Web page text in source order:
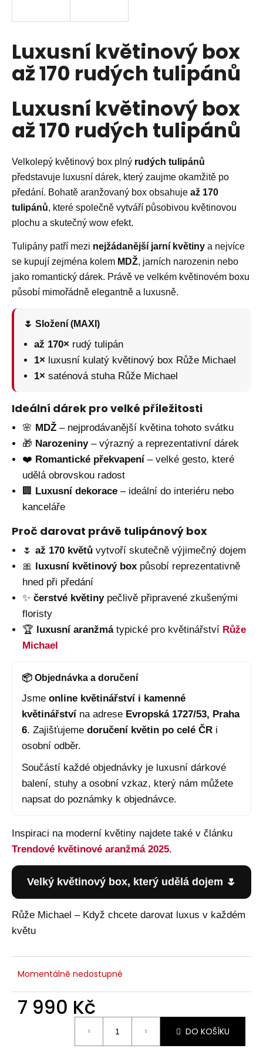
Luxusní květinový box
až 170 rudých tulipánů
Luxusní květinový box
až 170 rudých tulipánů
Velkolepý květinový box plný rudých tulipánů
představuje luxusní dárek, který zaujme okamžitě po
předání. Bohatě aranžovaný box obsahuje až 170
tulipánů, které společně vytváří působivou květinovou
plochu a skutečný wow efekt.
Tulipány patří mezi nejžádanější jarní květiny a nejvíce
se kupují zejména kolem MDŽ, jarních narozenin nebo
jako romantický dárek. Právě ve velkém květinovém boxu
působí mimořádně elegantně a luxusně.
🌷 Složení (MAXI)
až 170× rudý tulipán
1× luxusní kulatý květinový box Růže Michael
1× saténová stuha Růže Michael
Ideální dárek pro velké příležitosti
🌸 MDŽ – nejprodávanější květina tohoto svátku
🎁 Narozeniny– výrazný a reprezentativní dárek
❤️ Romantické překvapení – velké gesto, které
udělá obrovskou radost
🏢
Luxusní dekorace – ideální do interiéru nebo
kanceláře
Proč darovat právě tulipánový box
🌷 až 170 květů vytvoří skutečně výjimečný dojem
🎀
luxusní květinový box působí reprezentativně
hned při předání
✨ čerstvé květinypečlivě připravené zkušenými
floristy
🏆
luxusní aranžmátypické pro květinářství Růže
Michael
📦 Objednávka a doručení
Jsme online květinářství i kamenné
květinářství na adrese Evropská 1727/53, Praha
6. Zajišťujeme doručení květin po celé ČR i
osobní odběr.
Součástí každé objednávky je luxusní dárkové
balení, stuhy a osobní vzkaz, který nám můžete
napsat do poznámky k objednávce.
Inspiraci na moderní květiny najdete také v článku
Trendové květinové aranžmá 2025.
Velký květinový box, který udělá dojem 🌷
Růže Michael – Když chcete darovat luxus v každém
květu
Momentálně nedostupné
7 990 Kč
DO KOŠÍKU
í
t
?
HLEDAT
D
o
p
o
r
u
č
u
j
m